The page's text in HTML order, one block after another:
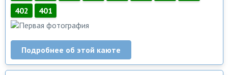
402
401
Подробнее об этой каюте